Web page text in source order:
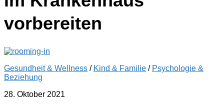
vorbereiten
Gesundheit & Wellness / Kind & Familie / Psychologie &
Beziehung
28. Oktober 2021